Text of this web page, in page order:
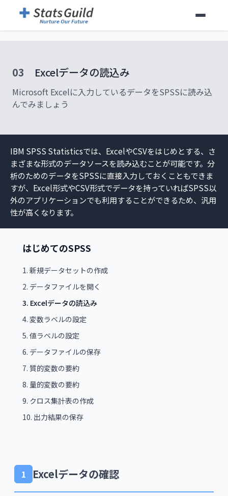
03 Excelデータの読込み
Microsoft Excelに入力しているデータをSPSSに読み込
んでみましょう
IBM SPSS Statisticsでは、ExcelやCSVをはじめとする、さ
まざまな形式のデータソースを読み込むことが可能です。分
析のためのデータをSPSSに直接入力しておくこともできま
すが、Excel形式やCSV形式でデータを持っていればSPSS以
外のアプリケーションでも利用することができるため、汎用
性が高くなります。
はじめてのSPSS
1. 新規データセットの作成
2. データファイルを開く
3. Excelデータの読込み
4. 変数ラベルの設定
5. 値ラベルの設定
6. データファイルの保存
7. 質的変数の要約
8. 量的変数の要約
9. クロス集計表の作成
10. 出力結果の保存
1 Excelデータの確認